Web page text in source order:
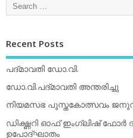
Recent Posts
പദ്മാവതി ഡോ.വി.
ഡോ.വി.പദ്മാവതി അന്തരിച്ചു
നിയമസഭ പുസ്തകോത്സവം
ഡിക്ഷ്ണറി ഓഫ് ഇംഗ്ലിഷ് ഫോര്‍
ഉപോദ്ഘാതം